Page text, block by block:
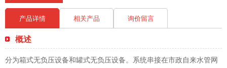
产品详情 相关产品 询价留言
概述
分为箱式无负压设备和罐式无负压设备。系统串接在市政自来水管网